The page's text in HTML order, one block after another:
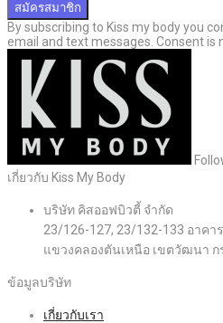
สมัครสมาชิก
By subscribing to Kiss my body you
email and text messages. Consent is
เกี่ยวกับ Kiss My Body
บริษัท คิสออฟบิวตี้ จำกัด
23/126-127, 23/132-133 อาค
แขวงคลองตันเหนือ เขตวัฒนา ก
ข้อมูลบริษัท
เกี่ยวกับเรา